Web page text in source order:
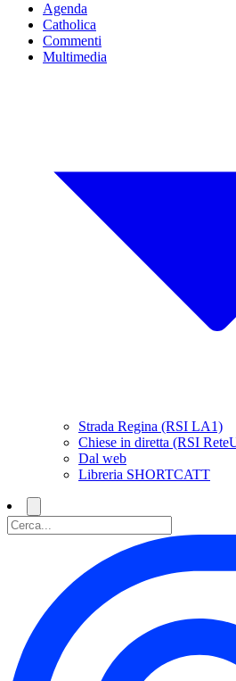
Agenda
Catholica
Commenti
Multimedia
Strada Regina (RSI LA1)
Chiese in diretta (RSI
Dal web
Libreria SHORTCATT